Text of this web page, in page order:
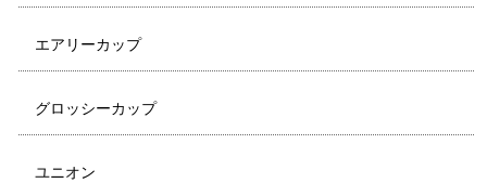
エアリーカップ
グロッシーカップ
ユニオン